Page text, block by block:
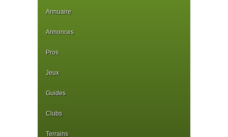
Annuaire
Annonces
Pros
Jeux
Guides
Clubs
Terrains